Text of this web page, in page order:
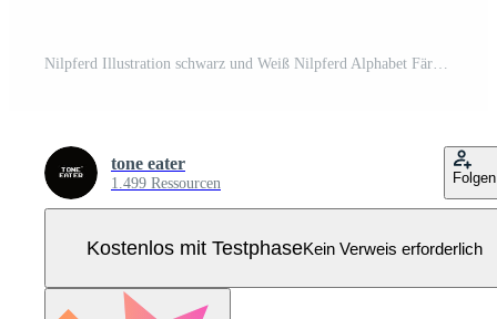
Nilpferd Illustration schwarz und Weiß Nilpferd Alphabet Färbung Buch oder Seite zum Kinder Pro Vektor
tone eater
1.499 Ressourcen Folgen
Kostenlos mit TestphaseKein Verweis erforderlich